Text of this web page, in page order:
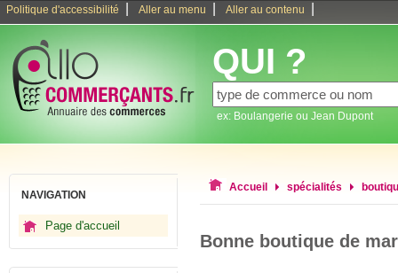
Politique d'accessibilité Aller au menu Aller au contenu
QUI ?
ex: Boulangerie ou Jean Dupont
NAVIGATION
Page d'accueil
Accueil spécialités
Bonne boutique de